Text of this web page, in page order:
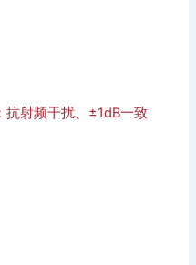
抗射频干扰、±1dB一致